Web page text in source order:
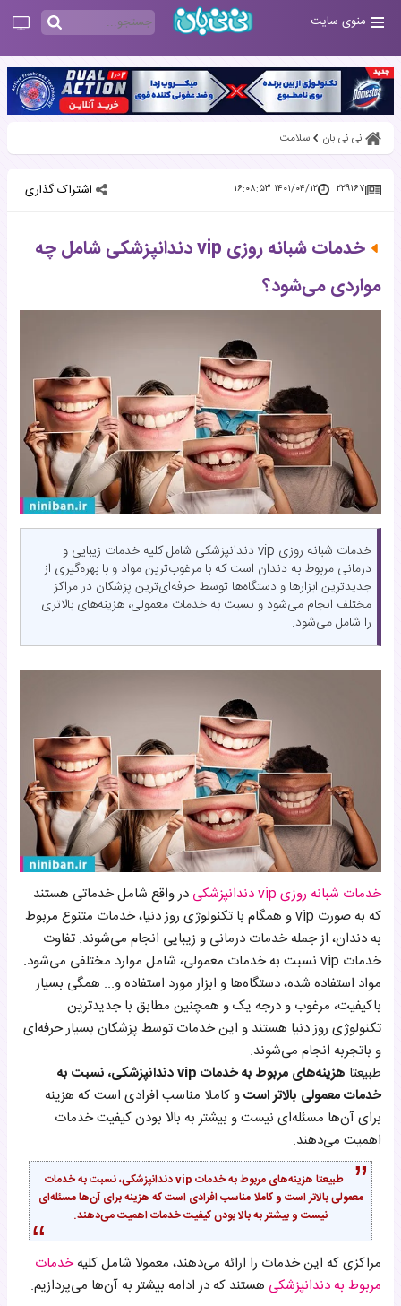
منوی سایت
نی نی بان سلامت
۲۲۹۱۶۷ ۱۴۰۱/۰۴/۱۲ ۱۶:۰۸:۵۳ اشتراک گذاری
خدمات شبانه روزی vip دندانپزشکی شامل چه
مواردی می‌شود؟
خدمات شبانه روزی vip دندانپزشکی شامل کلیه خدمات زیبایی و
درمانی مربوط به دندان است که با مرغوب‌ترین مواد و با بهره‌گیری از
جدیدترین ابزار‌ها و دستگاه‌ها توسط حرفه‌ای‌ترین پزشکان در مراکز
مختلف انجام می‌شود و نسبت به خدمات معمولی، هزینه‌های بالاتری
را شامل می‌شود.
خدمات شبانه روزی vip دندانپزشکی
در واقع شامل خدماتی هستند
که به صورت vip و همگام با تکنولوژی روز دنیا، خدمات متنوع مربوط
به دندان، از جمله خدمات درمانی و زیبایی انجام می‌شوند. تفاوت
خدمات vip نسبت به خدمات معمولی، شامل موارد مختلفی می‌شود.
مواد استفاده شده، دستگاه‌ها و ابزار مورد استفاده و... همگی بسیار
باکیفیت، مرغوب و درجه یک و همچنین مطابق با جدیدترین
تکنولوژی روز دنیا هستند و این خدمات توسط پزشکان بسیار حرفه‌ای
و باتجربه انجام می‌شوند.
طبیعتا
هزینه‌های مربوط به خدمات vip دندانپزشکی، نسبت به
خدمات معمولی بالاتر استو کاملا مناسب افرادی است که هزینه
برای آن‌ها مسئله‌ای نیست و بیشتر به بالا بودن کیفیت خدمات
اهمیت می‌دهند.
طبیعتا هزینه‌های مربوط به خدمات vip دندانپزشکی، نسبت به خدمات
معمولی بالاتر است و کاملا مناسب افرادی است که هزینه برای آن‌ها مسئله‌ای
نیست و بیشتر به بالا بودن کیفیت خدمات اهمیت می‌دهند.
مراکزی که این خدمات را ارائه می‌دهند، معمولا شامل کلیهخدمات
مربوط به دندانپزشکی هستند که در ادامه بیشتر به آن‌ها می‌پردازیم.